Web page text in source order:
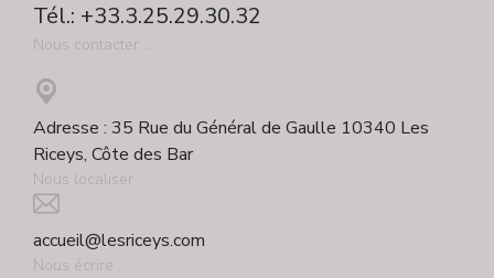
Tél.: +33.3.25.29.30.32
Nous contacter ...
Adresse : 35 Rue du Général de Gaulle 10340 Les
Riceys, Côte des Bar
Nous localiser ...
accueil@lesriceys.com
Nous écrire ...